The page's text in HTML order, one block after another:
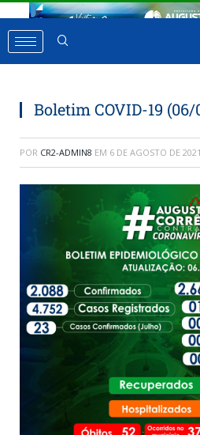
Boletim COVID-19 (06/
POR CR2-ADMIN8 EM 6 DE AGOSTO DE 2021